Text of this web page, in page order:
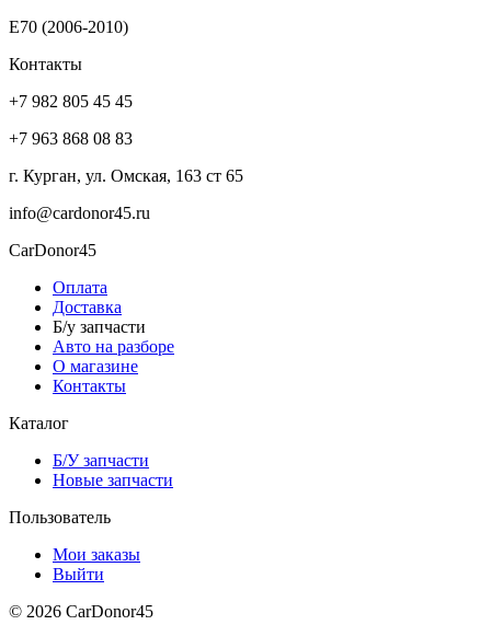
E70 (2006-2010)
Контакты
+7 982 805 45 45
+7 963 868 08 83
г. Курган, ул. Омская, 163 ст 65
info@cardonor45.ru
CarDonor45
Оплата
Доставка
Б/у запчасти
Авто на разборе
О магазине
Контакты
Каталог
Б/У запчасти
Новые запчасти
Пользователь
Мои заказы
Выйти
© 2026 CarDonor45